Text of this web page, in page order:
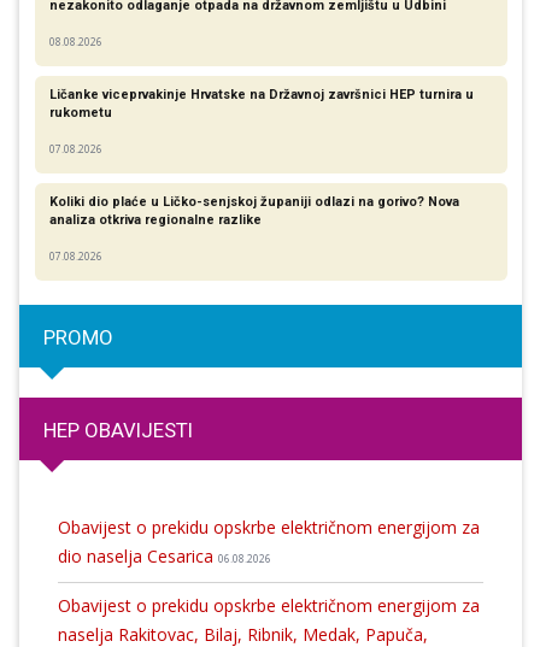
nezakonito odlaganje otpada na državnom zemljištu u Udbini
08.08.2026
Ličanke viceprvakinje Hrvatske na Državnoj završnici HEP turnira u
rukometu
07.08.2026
Koliki dio plaće u Ličko-senjskoj županiji odlazi na gorivo? Nova
analiza otkriva regionalne razlike​
07.08.2026
PROMO
HEP OBAVIJESTI
Obavijest o prekidu opskrbe električnom energijom za
dio naselja Cesarica 06.08.2026
Obavijest o prekidu opskrbe električnom energijom za
naselja Rakitovac, Bilaj, Ribnik, Medak, Papuča,